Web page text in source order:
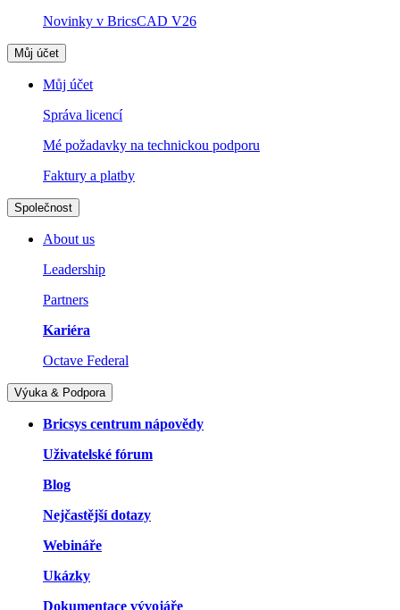
Novinky v BricsCAD V26
Můj účet
Můj účet
Správa licencí
Mé požadavky na technickou podporu
Faktury a platby
Společnost
About us
Leadership
Partners
Kariéra
Octave Federal
Výuka & Podpora
Bricsys centrum nápovědy
Uživatelské fórum
Blog
Nejčastější dotazy
Webináře
Ukázky
Dokumentace vývojáře